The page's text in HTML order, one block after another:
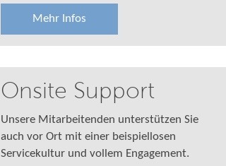
Mehr Infos
Onsite Support
Unsere Mitarbeitenden unterstützen Sie
auch vor Ort mit einer beispiellosen
Servicekultur und vollem Engagement.